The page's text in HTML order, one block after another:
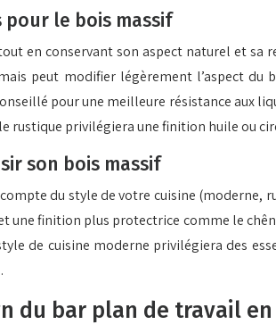
le bois massif
en conservant son aspect naturel et
peut modifier légèrement l’aspect
pour une meilleure résistance aux
rustique privilégiera une finition huile ou
son bois massif
du style de votre cuisine
une finition plus protectrice comme le
de cuisine moderne privilégiera des
du bar plan de travail